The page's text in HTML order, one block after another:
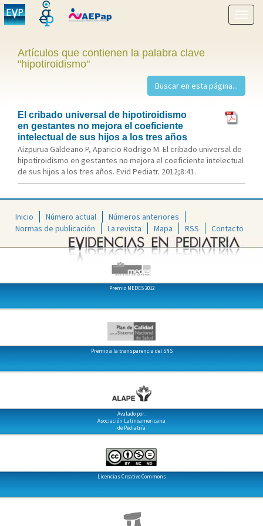
menú
Artículos que contienen la palabra clave
"hipotiroidismo"
El cribado universal de hipotiroidismo
en gestantes no mejora el coeficiente
intelectual de sus hijos a los tres años
Aizpurua Galdeano P, Aparicio Rodrigo M. El cribado universal de
hipotiroidismo en gestantes no mejora el coeficiente intelectual
de sus hijos a los tres años. Evid Pediatr. 2012;8:41.
Inicio Número actual
Números anteriores
Normas de publicación
La revista Mapa RSS Contacto
Premio MEDES 2012
Premio a la transparencia del SNS
Avalado por:
Asociación Latinoamericana
de Pediatría
Licencias Creative Commons